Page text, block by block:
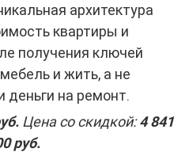
архитектура
квартиры и
получения ключей
и жить, а не
деньги на ремонт.
Цена со скидкой:4 841
руб.